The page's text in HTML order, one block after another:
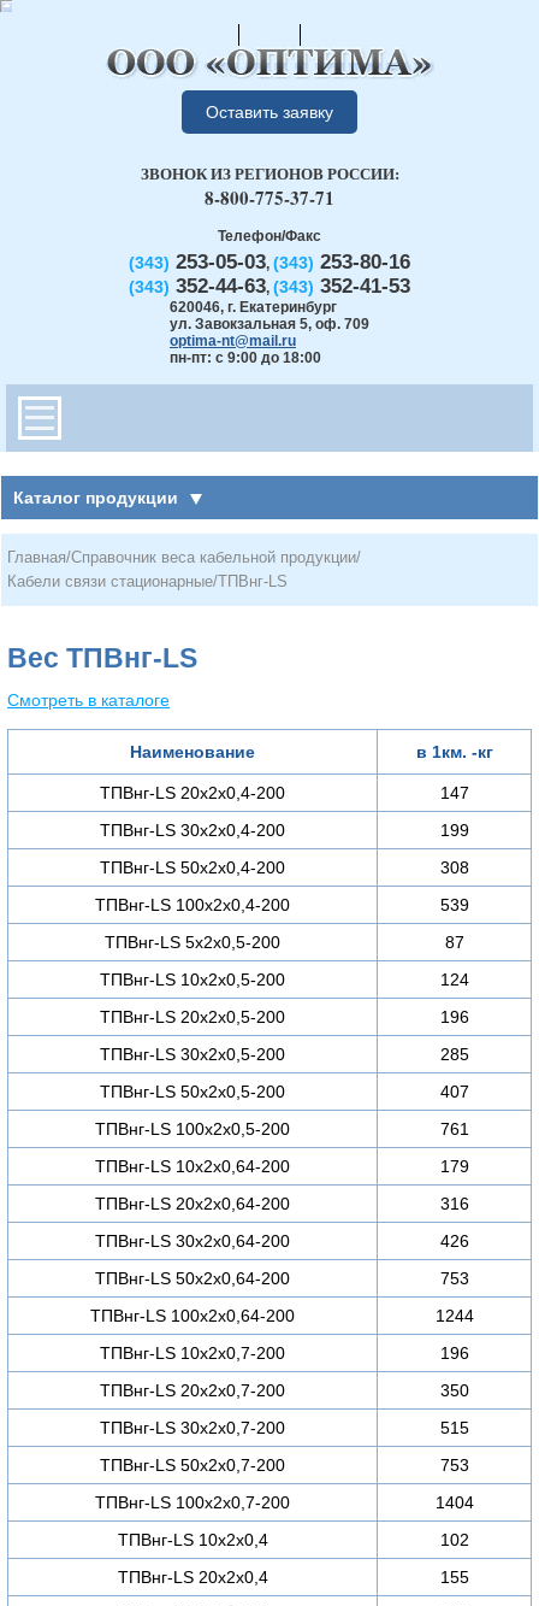
Оставить заявку
Телефон/Факс
(343) 253-05-03, (343) 253-80-16
(343) 352-44-63, (343) 352-41-53
620046, г. Екатеринбург
ул. Завокзальная 5, оф. 709
optima-nt@mail.ru
пн-пт: с 9:00 до 18:00
ЗВОНОК ИЗ РЕГИОНОВ РОССИИ:
8-800-775-37-71
Каталог продукции
Главная/Справочник веса кабельной продукции/
Кабели связи стационарные/ТПВнг-LS
Вес ТПВнг-LS
Смотреть в каталоге
Наименование в 1км. -кг
ТПВнг-LS 20х2х0,4-200
147
ТПВнг-LS 30х2х0,4-200
199
ТПВнг-LS 50х2х0,4-200
308
ТПВнг-LS 100х2х0,4-200
539
ТПВнг-LS 5х2х0,5-200
87
ТПВнг-LS 10х2х0,5-200
124
ТПВнг-LS 20х2х0,5-200
196
ТПВнг-LS 30х2х0,5-200
285
ТПВнг-LS 50х2х0,5-200
407
ТПВнг-LS 100х2х0,5-200
761
ТПВнг-LS 10х2х0,64-200
179
ТПВнг-LS 20х2х0,64-200
316
ТПВнг-LS 30х2х0,64-200
426
ТПВнг-LS 50х2х0,64-200
753
ТПВнг-LS 100х2х0,64-200
1244
ТПВнг-LS 10х2х0,7-200
196
ТПВнг-LS 20х2х0,7-200
350
ТПВнг-LS 30х2х0,7-200
515
ТПВнг-LS 50х2х0,7-200
753
ТПВнг-LS 100х2х0,7-200
1404
ТПВнг-LS 10х2х0,4
102
ТПВнг-LS 20х2х0,4
155